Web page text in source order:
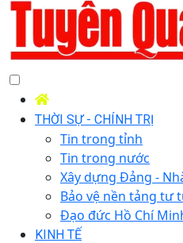
THỜI SỰ - CHÍNH TRỊ
Tin trong tỉnh
Tin trong nước
Xây dựng Đảng -
Bảo vệ nền tảng tư
Đạo đức Hồ Chí
KINH TẾ